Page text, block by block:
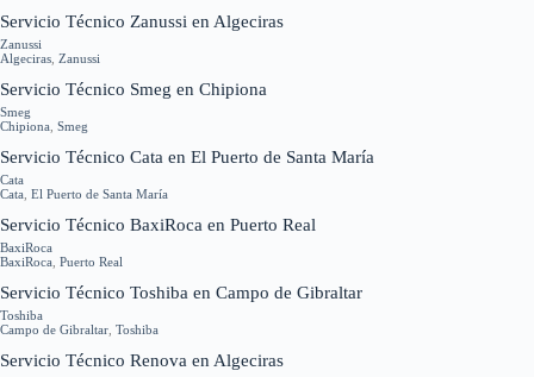
Servicio Técnico Zanussi en Algeciras
Zanussi
Algeciras Zanussi
Servicio Técnico Smeg en Chipiona
Smeg
Chipiona Smeg
Servicio Técnico Cata en El Puerto de Santa María
Cata
Cata El Puerto de Santa María
Servicio Técnico BaxiRoca en Puerto Real
BaxiRoca
BaxiRoca Puerto Real
Servicio Técnico Toshiba en Campo de Gibraltar
Toshiba
Campo de Gibraltar Toshiba
Servicio Técnico Renova en Algeciras